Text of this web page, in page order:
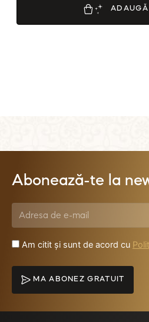
Abonează-te la
Am citit și sunt de acord cu
MA ABONEZ GRATUIT